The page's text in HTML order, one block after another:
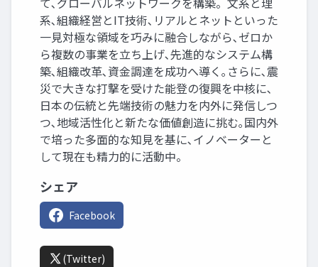
系､組織経営とIT技術､リアルとネットといった
一見対極な領域を巧みに融合しながら､ゼロか
ら複数の事業を立ち上げ､先進的なシステム構
築､組織改革､資金調達を成功へ導く｡さらに､震
災で大きな打撃を受けた能登の復興を中核に､
日本の伝統と先端技術の魅力を内外に発信しつ
つ､地域活性化と新たな価値創造に挑む｡国内外
で培った多面的な知見を基に､イノベーターと
して現在も精力的に活動中。
シェア
Facebook
(Twitter)